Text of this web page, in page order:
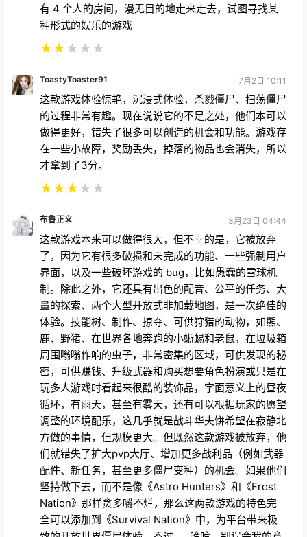
有 4 个人的房间，漫无目的地走来走去，试图寻找某
种形式的娱乐的游戏
★★★ ★ ★
ToastyToaster91 7月2日 10:11
这款游戏体验惊艳，沉浸式体验，杀戮僵尸、扫荡僵尸
的过程非常有趣。现在说说它的不足之处，他们本可以
做得更好，错失了很多可以创造的机会和功能。游戏存
在一些小故障，奖励丢失，掉落的物品也会消失，所以
才拿到了3分。
★★★★ ★
布鲁正义 3月23日 04:44
这款游戏本来可以做得很大，但不幸的是，它被放弃
了，因为它有很多破损和未完成的功能、一些强制用户
界面，以及一些破坏游戏的 bug，比如愚蠢的雪球机
制。除此之外，它还具有出色的配音、公平的任务、大
量的探索、两个大型开放式非加载地图，是一次绝佳的
体验。技能树、制作、掠夺、可供狩猎的动物，如熊、
鹿、野猪、在世界各地奔跑的小蜥蜴和老鼠，在垃圾箱
周围嗡嗡作响的虫子，非常密集的区域，可供发现的秘
密，可供赚钱、升级武器和购买想要角色扮演或只是在
玩多人游戏时看起来很酷的装饰品，字面意义上的昼夜
循环，有雨天，甚至有雾天，还有可以根据玩家的愿望
调整的环境配乐，这几乎就是战斗华夫饼希望在寂静北
方做的事情，但规模更大。但既然这款游戏被放弃，他
们就错失了扩大pvp大厅、增加更多战利品（例如武器
配件、新任务，甚至更多僵尸变种）的机会。如果他们
坚持做下去，而不是像《Astro Hunters》和《Frost
Nation》那样贪多嚼不烂，那么这两款游戏的特色完
全可以添加到《Survival Nation》中，为平台带来极